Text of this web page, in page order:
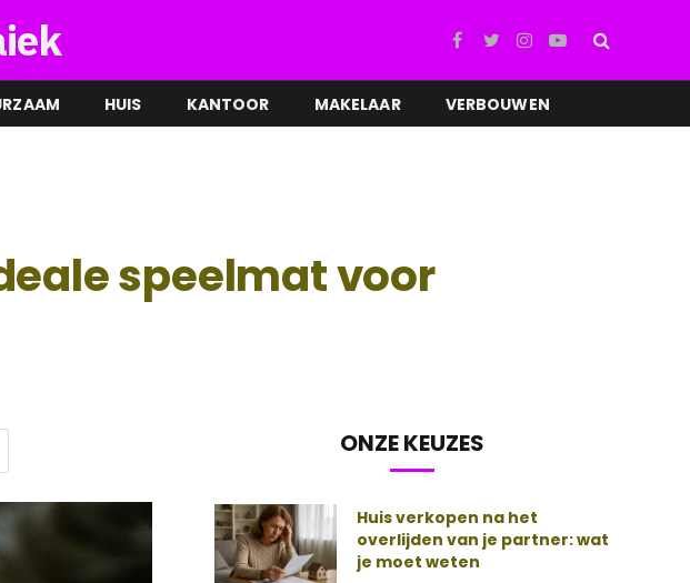
Facebook
TwitterInstagram
YouTube
HUIS KANTOOR MAKELAAR VERBOUWEN
speelmat voor
ONZE KEUZES
Huis verkopen na het
overlijden van je partner: wat
je moet weten